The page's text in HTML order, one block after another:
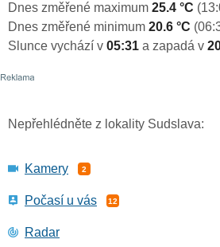
Dnes změřené maximum 25.4 °C
Dnes změřené minimum 20.6 °C
Slunce vychází v 05:31 a zapadá v
Nepřehlédněte z lokality Sudslava:
Kamery 2
Počasí u vás 12
Radar